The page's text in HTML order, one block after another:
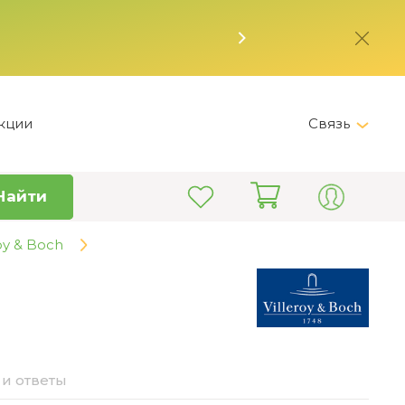
Связь
+7 (495) 150-82-28
info@kitchen-master.ru
& Boch
ответы